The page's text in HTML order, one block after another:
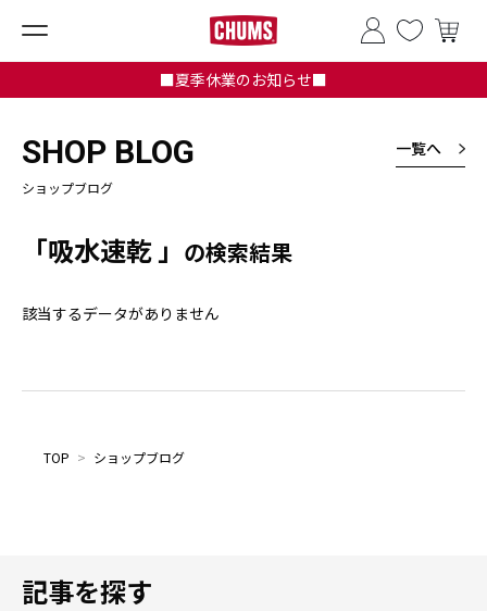
■夏季休業のお知らせ■
SHOP BLOG
ショップブログ
一覧へ
「吸水速乾 」 の検索結果
該当するデータがありません
TOP > ショップブログ
記事を探す